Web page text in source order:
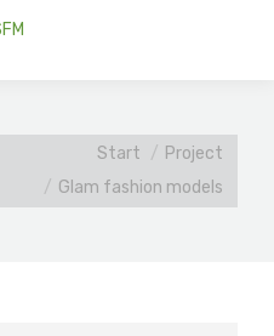
Sie befinden sich hier:
Start
Project
Glam fashion models